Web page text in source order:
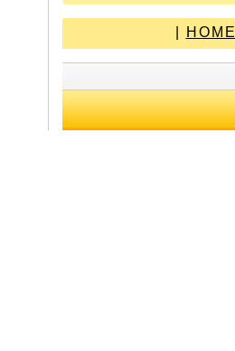
HOME